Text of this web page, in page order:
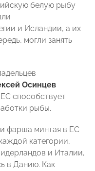
белую рыбу
и Исландии, а их
могли занять
Осинцев
способствует
рыбы.
фарша минтая в ЕС
категории,
и Италии,
в Данию. Как